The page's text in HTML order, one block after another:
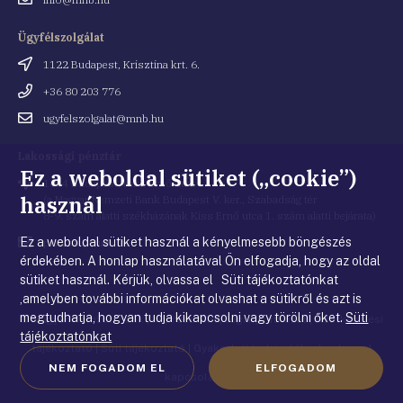
Ügyfélszolgálat
Cím
1122 Budapest, Krisztina krt. 6.
Telefonszám
+36 80 203 776
Emailugyfelszolgalat@mnb.hu
Cím 1054 Budapest, Kiss Ernő utca 1.
(a Magyar Nemzeti Bank Budapest V. ker., Szabadság tér
8-9. szám alatti székházának Kiss Ernő utca 1. szám alatti bejárata)
Email
cím
penztar@mnb.hu
© Magyar Nemzeti Bank |Impresszum|Jogi nyilatkozat|Adatkezelési
tájékoztató|Süti tájékoztató| Gyakorlati tudnivalók a honlappal
kapcsolatban
Ez a weboldal sütiket („cookie”)
használ
Ez a weboldal sütiket használ a kényelmesebb böngészés
érdekében. A honlap használatával Ön elfogadja, hogy az oldal
sütiket használ. Kérjük, olvassa el Süti tájékoztatónkat
,amelyben további információkat olvashat a sütikről és azt is
megtudhatja, hogyan tudja kikapcsolni vagy törölni őket.Süti
tájékoztatónkat
NEM FOGADOM EL ELFOGADOM